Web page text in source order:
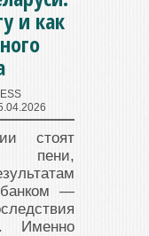
и как
стоят
пени,
банком —
Именно